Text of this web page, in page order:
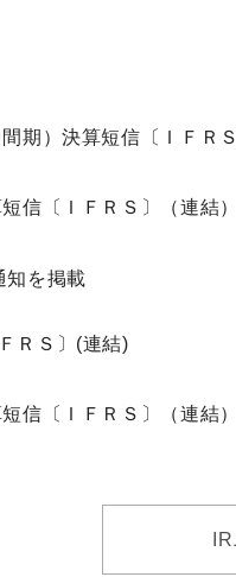
期）決算短信〔ＩＦＲ
信〔ＩＦＲＳ〕（連結）
知を掲載
ＲＳ〕(連結)
信〔ＩＦＲＳ〕（連結）